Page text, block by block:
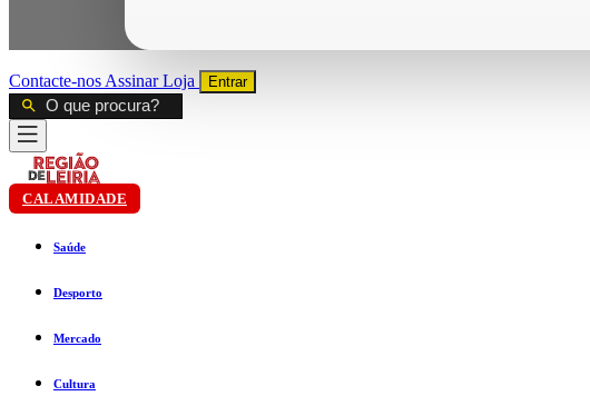
Contacte-nos AssinarLoja Entrar
CALAMIDADE
Saúde
Desporto
Mercado
Cultura